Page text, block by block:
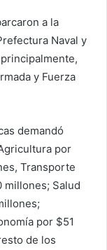
a la
Naval y
y Fuerza
demandó
por
Transporte
millones; Salud
por $51
de los